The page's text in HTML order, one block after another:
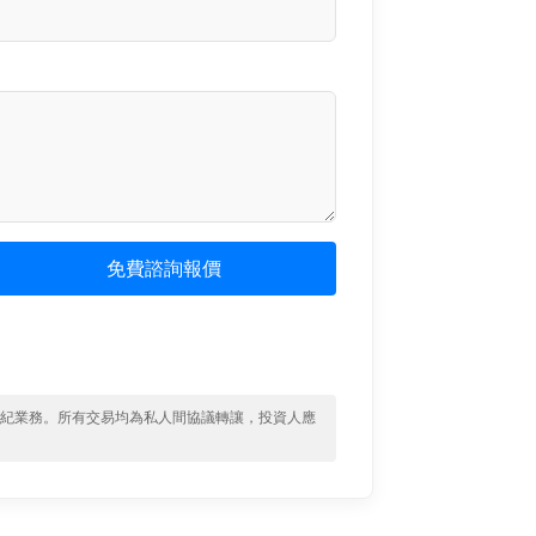
免費諮詢報價
業務。所有交易均為私人間協議轉讓，投資人應